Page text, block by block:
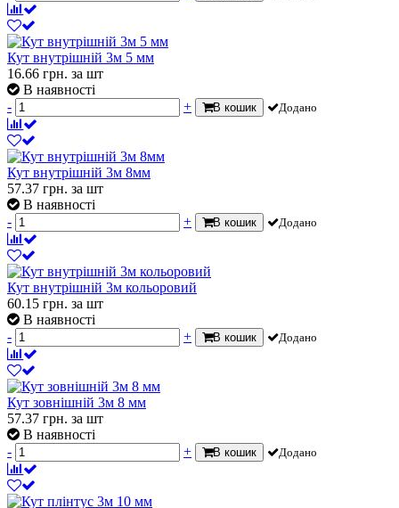
Кут внутрішній 3м 5 мм
16.66 грн. за шт
В наявності
-
+ В кошик Додано
Кут внутрішній 3м 8мм
57.37 грн. за шт
В наявності
-
+ В кошик Додано
Кут внутрішній 3м кольоровий
60.15 грн. за шт
В наявності
-
+ В кошик Додано
Кут зовнішній 3м 8 мм
57.37 грн. за шт
В наявності
-
+ В кошик Додано